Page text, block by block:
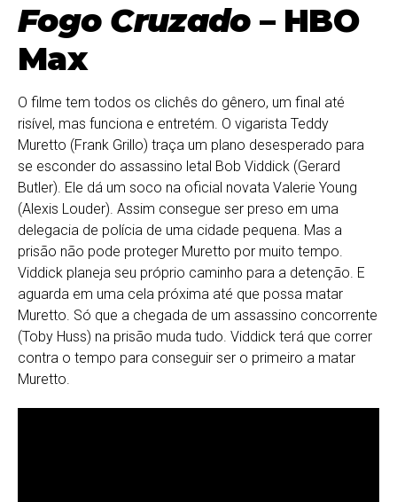
Fogo Cruzado– HBO
Max
O filme tem todos os clichês do gênero, um final até
risível, mas funciona e entretém. O vigarista Teddy
Muretto (Frank Grillo) traça um plano desesperado para
se esconder do assassino letal Bob Viddick (Gerard
Butler). Ele dá um soco na oficial novata Valerie Young
(Alexis Louder). Assim consegue ser preso em uma
delegacia de polícia de uma cidade pequena. Mas a
prisão não pode proteger Muretto por muito tempo.
Viddick planeja seu próprio caminho para a detenção. E
aguarda em uma cela próxima até que possa matar
Muretto. Só que a chegada de um assassino concorrente
(Toby Huss) na prisão muda tudo. Viddick terá que correr
contra o tempo para conseguir ser o primeiro a matar
Muretto.